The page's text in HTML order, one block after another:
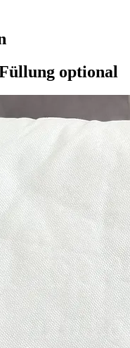
optional